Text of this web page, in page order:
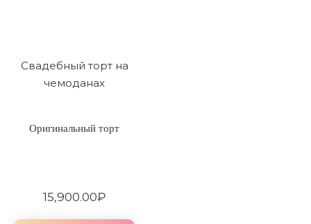
Свадебный торт на
чемоданах
Оригинальный торт
15,900.00₽